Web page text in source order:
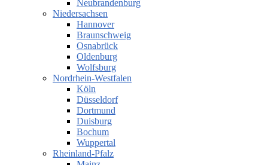
Neubrandenburg
Niedersachsen
Hannover
Braunschweig
Osnabrück
Oldenburg
Wolfsburg
Nordrhein-Westfalen
Köln
Düsseldorf
Dortmund
Duisburg
Bochum
Wuppertal
Rheinland-Pfalz